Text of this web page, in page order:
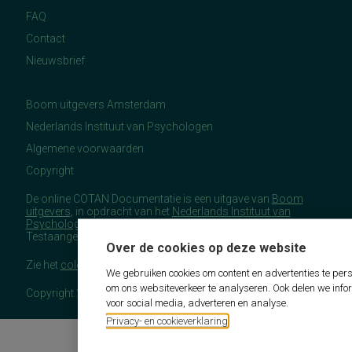
Over de cookies op deze website
We gebruiken cookies om content en advertenties te
om ons websiteverkeer te analyseren. Ook delen we
voor social media, adverteren en analyse.
Privacy- en cookieverklaring
FAQ
Contact
Nieuwsbrief
Boom uitgevers Amsterdam
Nederlands Instituut van Psychologen
Algemene voorwaarden
Copyright
De online COTAN Documentatie is een uitgave van Boom
uitgevers , in opdracht van het Nederlands Instituut van
Psychologen(NIP), namens de Commissie
Testaangelegenheden Nederland (COTAN).
Zie het colofon
Copyright 2026 - COTAN Documentatie